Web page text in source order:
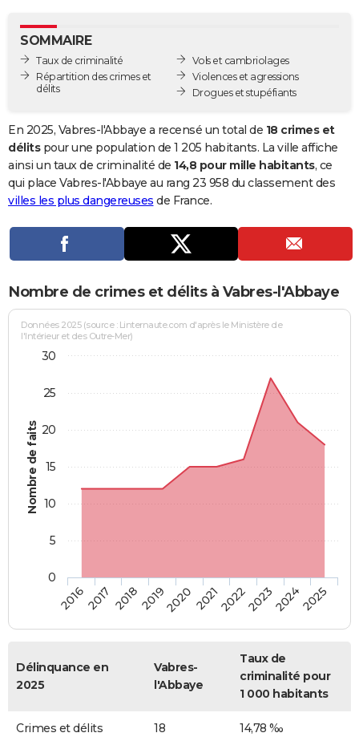
GUIDES D'ACHAT
BONS PLANS
Carte de Noël
Carte Bonne année
Carte Saint-Valentin
Carte Pâques
Carte d'anniversaire
DICTIONNAIRE
Dictionnaire
Biographies
Citations
Expressions
Proverbes
PROGRAMME TV
Se connecter
Entreprises
Service militaire
Avis de recherche
AVIS DE DÉCÈS
Bricolage
Lifestyle
Culture
Sport
Auto
Television
Voyage
Cinema
SOMMAIRE
Taux de criminalité
Répartition des crimes et
délits
Vols et cambriolages
Violences et agressions
Drogues et stupéfiants
En 2025, Vabres-l'Abbaye a recensé un total de 18 crimes et
délitspour une population de 1 205 habitants. La ville affiche
ainsi un taux de criminalité de 14,8 pour mille habitants, ce
qui place Vabres-l'Abbaye au rang 23 958 du classement des
villes les plus dangereuses de France.
Nombre de crimes et délits à Vabres-l'Abbaye
Nombre de faits
Données 2025 (source : Linternaute.com d'après le Ministère de
l'Intérieur et des Outre-Mer)
20162017 20182019202020212022202320242025
0
5
10
15
20
25
30
Délinquance en
2025
Vabres-
l'Abbaye
Taux de
criminalité pour
1 000 habitants
Crimes et délits 18 14,78 ‰